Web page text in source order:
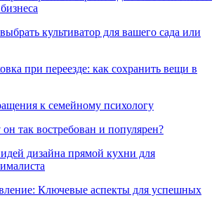
культиватор для вашего сада или
при переезде: как сохранить вещи в
к семейному психологу
так востребован и популярен?
дизайна прямой кухни для
Ключевые аспекты для успешных